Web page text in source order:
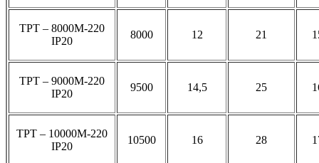
ТРТ – 8000М-220
IP20
8000 12 21
ТРТ – 9000М-220
IP20
9500 14,5 25
ТРТ – 10000М-220
IP20
10500 16 28